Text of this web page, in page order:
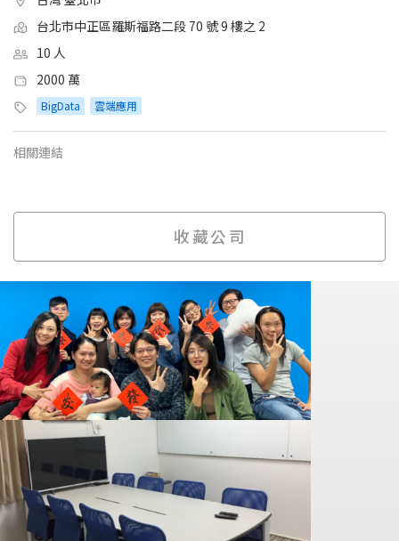
台北市中正區羅斯福路二段 70 號 9 樓之 2
10 人
2000 萬
BigData 雲端應用
相關連結
收藏公司